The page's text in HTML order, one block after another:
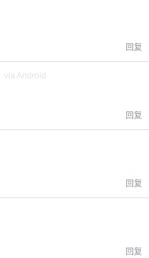
回复
via Android
回复
回复
回复